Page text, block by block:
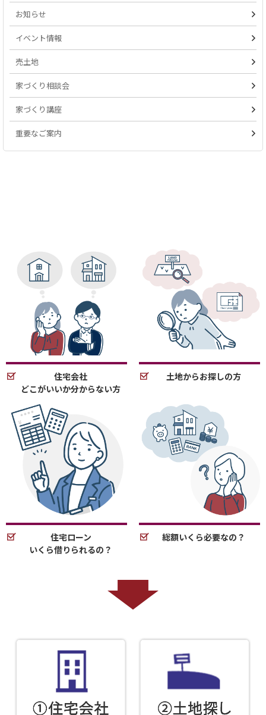
お知らせ
イベント情報
売土地
家づくり相談会
家づくり講座
重要なご案内
住宅会社
どこがいいか分からない方
土地からお探しの方
住宅ローン
いくら借りられるの？
総額いくら必要なの？